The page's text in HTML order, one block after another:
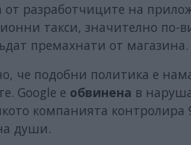
от разработчиците на
такси, значително по-
премахнати от магазина.
че подобни политика е
Google е обвинена в
компанията контролира
души.